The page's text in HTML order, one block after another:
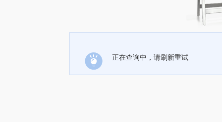
正在查询中，请刷新重试